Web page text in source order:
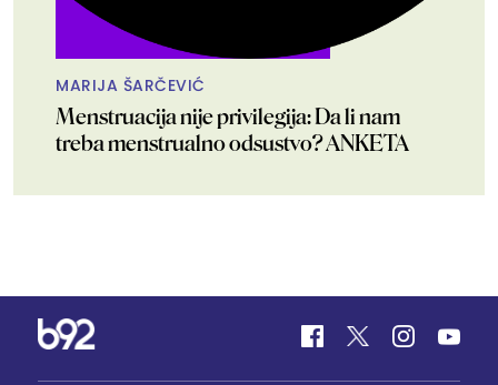
MARIJA ŠARČEVIĆ
Menstruacija nije privilegija: Da li nam
treba menstrualno odsustvo? ANKETA